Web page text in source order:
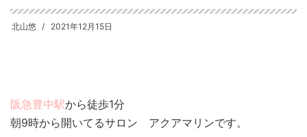
北山悠 2021年12月15日
阪急豊中駅から徒歩1分
朝9時から開いてるサロン アクアマリンです。